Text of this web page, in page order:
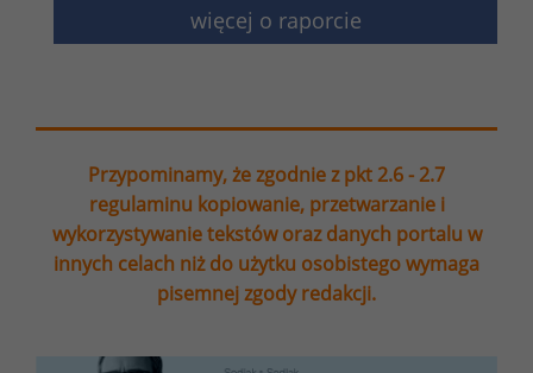
więcej o raporcie
Przypominamy, że zgodnie z pkt 2.6 - 2.7
regulaminu kopiowanie, przetwarzanie i
wykorzystywanie tekstów oraz danych portalu w
innych celach niż do użytku osobistego wymaga
pisemnej zgody redakcji.